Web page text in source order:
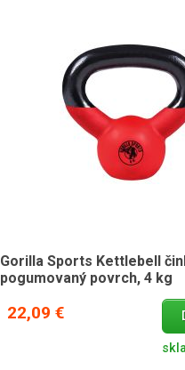
Gorilla Sports Kettlebell
pogumovaný povrch, 4 kg
22,09 €